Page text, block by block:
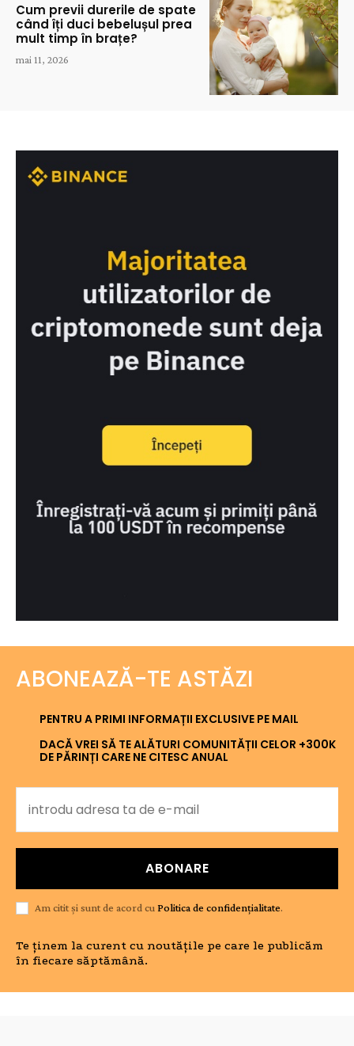
Cum previi durerile de spate
când îți duci bebelușul prea
mult timp în brațe?
mai 11, 2026
ABONEAZĂ-TE ASTĂZI
PENTRU A PRIMI INFORMAȚII EXCLUSIVE PE MAIL
DACĂ VREI SĂ TE ALĂTURI COMUNITĂȚII CELOR +300K
DE PĂRINȚI CARE NE CITESC ANUAL
ABONARE
Am citit și sunt de acord cu Politica de confidențialitate.
Te ținem la curent cu noutățile pe care le publicăm
în fiecare săptămână.